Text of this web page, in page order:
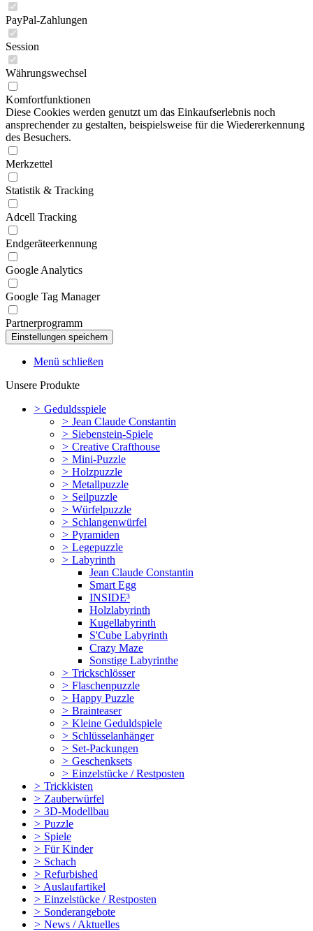
PayPal-Zahlungen
Session
Währungswechsel
Komfortfunktionen
Diese Cookies werden genutzt um das Einkaufserlebnis noch
ansprechender zu gestalten, beispielsweise für die Wiedererkennung
des Besuchers.
Merkzettel
Statistik & Tracking
Adcell Tracking
Endgeräteerkennung
Google Analytics
Google Tag Manager
Partnerprogramm
Menü schließen
Unsere Produkte
> Geduldsspiele
> Jean Claude Constantin
> Siebenstein-Spiele
> Creative Crafthouse
> Mini-Puzzle
> Holzpuzzle
> Metallpuzzle
> Seilpuzzle
> Würfelpuzzle
> Schlangenwürfel
> Pyramiden
> Legepuzzle
> Labyrinth
Jean Claude Constantin
Smart Egg
INSIDE³
Holzlabyrinth
Kugellabyrinth
S'Cube Labyrinth
Crazy Maze
Sonstige Labyrinthe
> Trickschlösser
> Flaschenpuzzle
> Happy Puzzle
> Brainteaser
> Kleine Geduldspiele
> Schlüsselanhänger
> Set-Packungen
> Geschenksets
> Einzelstücke / Restposten
> Trickkisten
> Zauberwürfel
> 3D-Modellbau
> Puzzle
> Spiele
> Für Kinder
> Schach
> Refurbished
> Auslaufartikel
> Einzelstücke / Restposten
> Sonderangebote
> News / Aktuelles